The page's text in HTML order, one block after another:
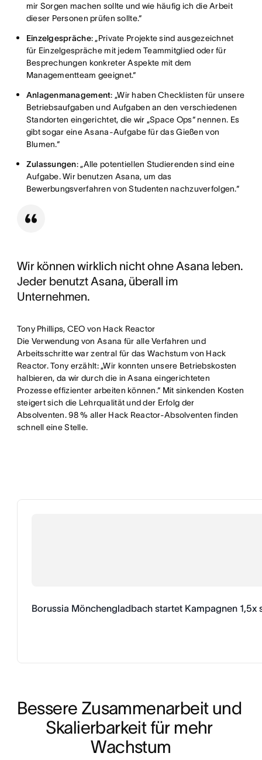
mir Sorgen machen sollte und wie häufig ich die Arbeit
dieser Personen prüfen sollte.“
Einzelgespräche: „Private Projekte sind ausgezeichnet
für Einzelgespräche mit jedem Teammitglied oder für
Besprechungen konkreter Aspekte mit dem
Managementteam geeignet.“
Anlagenmanagement: „Wir haben Checklisten für unsere
Betriebsaufgaben und Aufgaben an den verschiedenen
Standorten eingerichtet, die wir „Space Ops“ nennen. Es
gibt sogar eine Asana-Aufgabe für das Gießen von
Blumen.“
Zulassungen: „Alle potentiellen Studierenden sind eine
Aufgabe. Wir benutzen Asana, um das
Bewerbungsverfahren von Studenten nachzuverfolgen.“
Wir können wirklich nicht ohne Asana leben.
Jeder benutzt Asana, überall im
Unternehmen.
Tony Phillips, CEO von Hack Reactor
Die Verwendung von Asana für alle Verfahren und
Arbeitsschritte war zentral für das Wachstum von Hack
Reactor. Tony erzählt: „Wir konnten unsere Betriebskosten
halbieren, da wir durch die in Asana eingerichteten
Prozesse effizienter arbeiten können.“ Mit sinkenden Kosten
steigert sich die Lehrqualität und der Erfolg der
Absolventen. 98 % aller Hack Reactor-Absolventen finden
schnell eine Stelle.
Borussia Mönchengladbach startet Kampagnen 1,5x
Bessere Zusammenarbeit und
Skalierbarkeit für mehr
Wachstum